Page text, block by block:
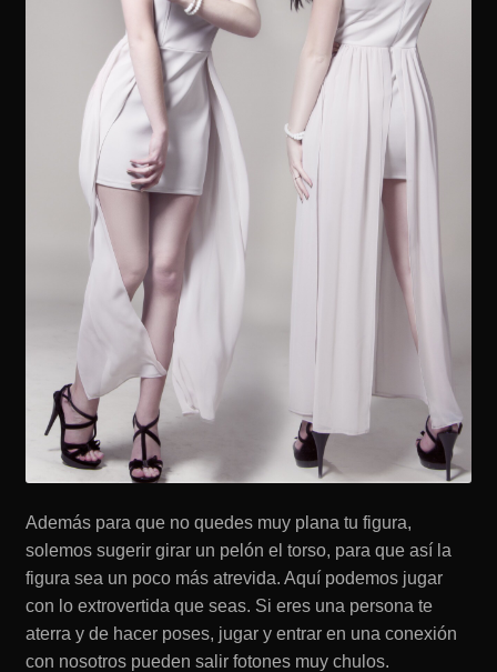
Además para que no quedes muy plana tu figura,
solemos sugerir girar un pelón el torso, para que así la
figura sea un poco más atrevida. Aquí podemos jugar
con lo extrovertida que seas. Si eres una persona te
aterra y de hacer poses, jugar y entrar en una conexión
con nosotros pueden salir fotones muy chulos.